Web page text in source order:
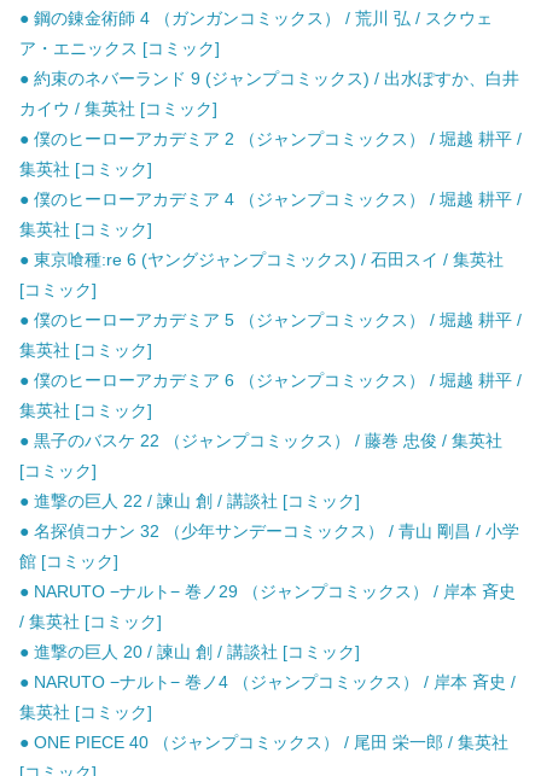
● 鋼の錬金術師 4 （ガンガンコミックス） / 荒川 弘 / スクウェ
ア・エニックス [コミック]
● 約束のネバーランド 9 (ジャンプコミックス) / 出水ぽすか、白井
カイウ / 集英社 [コミック]
● 僕のヒーローアカデミア 2 （ジャンプコミックス） / 堀越 耕平 /
集英社 [コミック]
● 僕のヒーローアカデミア 4 （ジャンプコミックス） / 堀越 耕平 /
集英社 [コミック]
● 東京喰種:re 6 (ヤングジャンプコミックス) / 石田スイ / 集英社
[コミック]
● 僕のヒーローアカデミア 5 （ジャンプコミックス） / 堀越 耕平 /
集英社 [コミック]
● 僕のヒーローアカデミア 6 （ジャンプコミックス） / 堀越 耕平 /
集英社 [コミック]
● 黒子のバスケ 22 （ジャンプコミックス） / 藤巻 忠俊 / 集英社
[コミック]
● 進撃の巨人 22 / 諫山 創 / 講談社 [コミック]
● 名探偵コナン 32 （少年サンデーコミックス） / 青山 剛昌 / 小学
館 [コミック]
● NARUTO −ナルト− 巻ノ29 （ジャンプコミックス） / 岸本 斉史
/ 集英社 [コミック]
● 進撃の巨人 20 / 諫山 創 / 講談社 [コミック]
● NARUTO −ナルト− 巻ノ4 （ジャンプコミックス） / 岸本 斉史 /
集英社 [コミック]
● ONE PIECE 40 （ジャンプコミックス） / 尾田 栄一郎 / 集英社